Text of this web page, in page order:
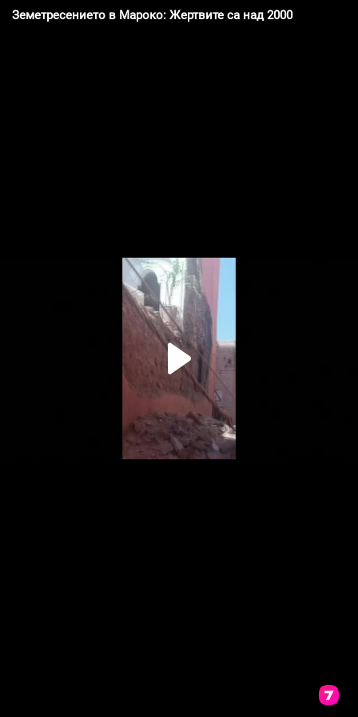
Земетресението в Мароко: Жертвите са над 2000